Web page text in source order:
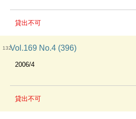
貸出不可
132Vol.169 No.4 (396)
2006/4
貸出不可